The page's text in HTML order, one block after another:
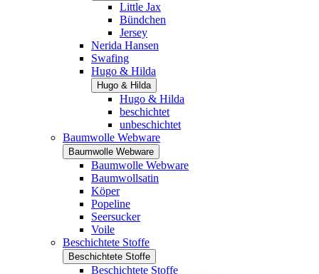
Little Jax
Bündchen
Jersey
Nerida Hansen
Swafing
Hugo & Hilda
Hugo & Hilda
Hugo & Hilda
beschichtet
unbeschichtet
Baumwolle Webware
Baumwolle Webware
Baumwolle Webware
Baumwollsatin
Köper
Popeline
Seersucker
Voile
Beschichtete Stoffe
Beschichtete Stoffe
Beschichtete Stoffe